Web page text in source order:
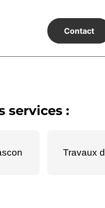
Contact
services :
Travaux